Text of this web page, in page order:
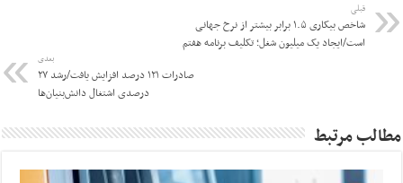
قبلی
شاخص بیکاری ۱.۵ برابر بیشتر از نرخ جهانی
است/ایجاد یک میلیون شغل؛ تکلیف برنامه هفتم
بعدی
صادرات ۱۲۱ درصد افزایش یافت/رشد ۲۷
درصدی اشتغال دانش‌بنیان‌ها
مطالب مرتبط